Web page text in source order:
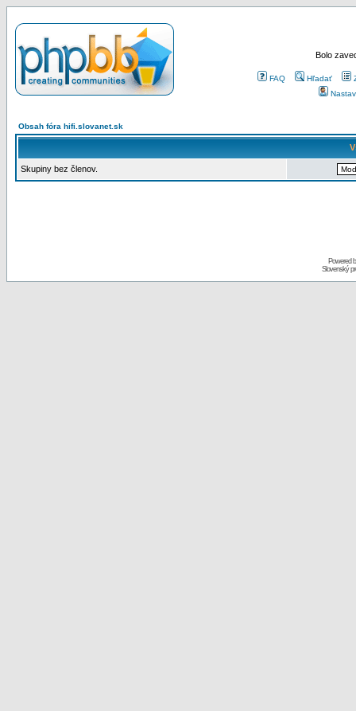
Bolo
FAQ Hľadať
Obsah fóra hifi.slovanet.sk
Skupiny bez členov.
Powered
Slovenský